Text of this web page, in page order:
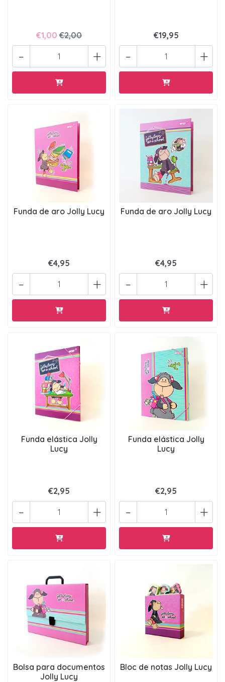
€1,00 €2,00
+
-
€19,95
+
-
Funda de aro Jolly Lucy
€4,95
+
-
Funda de aro Jolly Lucy
€4,95
+
-
Funda elástica Jolly
Lucy
€2,95
+
-
Funda elástica Jolly
Lucy
€2,95
+
-
Bolsa para documentos
Jolly Lucy
Bloc de notas Jolly Lucy